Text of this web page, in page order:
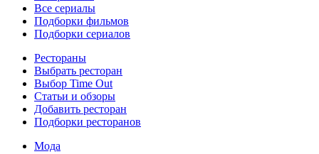
Все сериалы
Подборки фильмов
Подборки сериалов
Рестораны
Выбрать ресторан
Выбор Time Out
Статьи и обзоры
Добавить ресторан
Подборки ресторанов
Мода